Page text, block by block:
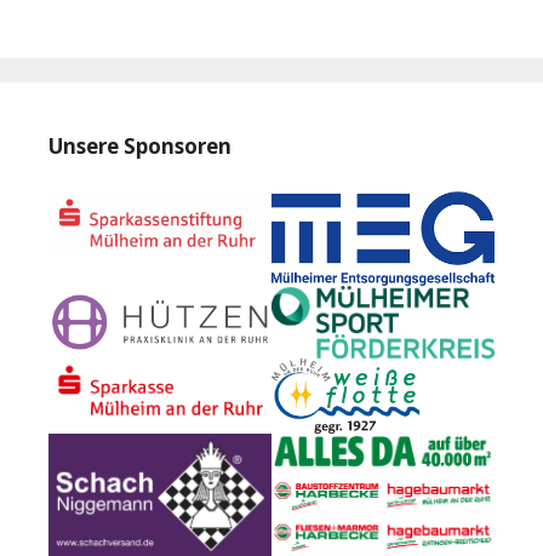
Unsere Sponsoren